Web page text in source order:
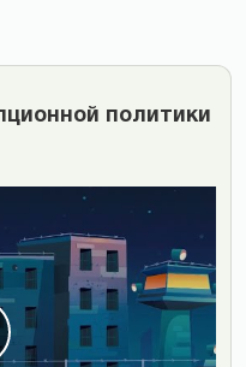
политики